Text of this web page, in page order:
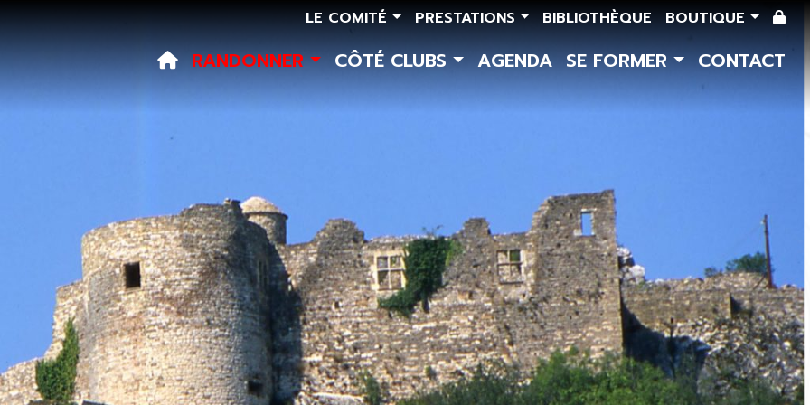
LE COMITÉ PRESTATIONS BIBLIOTHÈQUE BOUTIQUE
RANDONNER CÔTÉ CLUBS AGENDA SE FORMER CONTACT